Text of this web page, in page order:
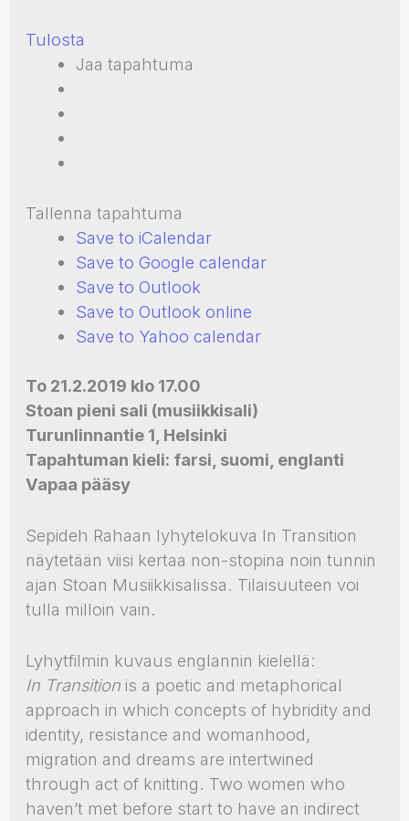
Tulosta
Jaa tapahtuma
Tallenna tapahtuma
Save to iCalendar
Save to Google calendar
Save to Outlook
Save to Outlook online
Save to Yahoo calendar
To 21.2.2019 klo 17.00
Stoan pieni sali (musiikkisali)
Turunlinnantie 1, Helsinki
Tapahtuman kieli: farsi, suomi, englanti
Vapaa pääsy
Sepideh Rahaan lyhytelokuva In Transition
näytetään viisi kertaa non-stopina noin tunnin
ajan Stoan Musiikkisalissa. Tilaisuuteen voi
tulla milloin vain.
Lyhytfilmin kuvaus englannin kielellä:
In Transition is a poetic and metaphorical
approach in which concepts of hybridity and
identity, resistance and womanhood,
migration and dreams are intertwined
through act of knitting. Two women who
haven’t met before start to have an indirect